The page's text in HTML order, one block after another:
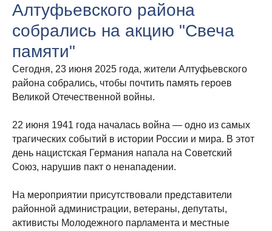
Алтуфьевского района
собрались на акцию "Свеча
памяти"
Сегодня, 23 июня 2025 года, жители Алтуфьевского
района собрались, чтобы почтить память героев
Великой Отечественной войны.
22 июня 1941 года началась война — одно из самых
трагических событий в истории России и мира. В этот
день нацистская Германия напала на Советский
Союз, нарушив пакт о ненападении.
На мероприятии присутствовали представители
районной администрации, ветераны, депутаты,
активисты Молодежного парламента и местные